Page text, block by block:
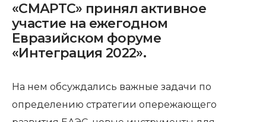
«СМАРТС» принял активное
участие на ежегодном
Евразийском форуме
«Интеграция 2022».
На нем обсуждались важные задачи по
определению стратегии опережающего